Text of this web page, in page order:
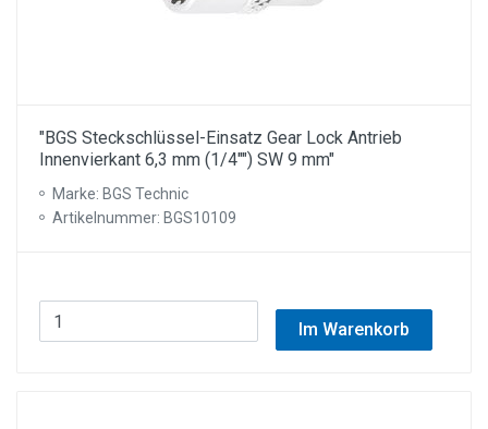
"BGS Steckschlüssel-Einsatz Gear Lock Antrieb
Innenvierkant 6,3 mm (1/4"") SW 9 mm"
Marke: BGS Technic
Artikelnummer: BGS10109
Im Warenkorb